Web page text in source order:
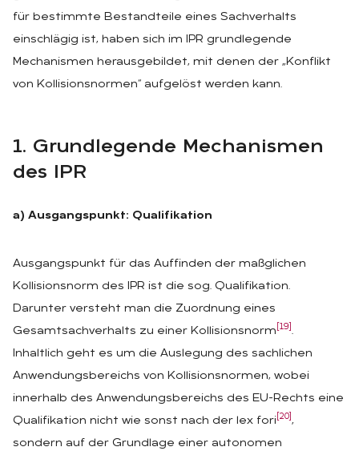
für bestimmte Bestandteile eines Sachverhalts
einschlägig ist, haben sich im IPR grundlegende
Mechanismen herausgebildet, mit denen der „Konflikt
von Kollisionsnormen“ aufgelöst werden kann.
1. Grund­le­gen­de Me­cha­nis­men
des IPR
a) Ausgangspunkt: Qualifikation
Ausgangspunkt für das Auffinden der maßglichen
Kollisionsnorm des IPR ist die sog. Qualifikation.
Darunter versteht man die Zuordnung eines
Gesamtsachverhalts zu einer Kollisionsnorm [19] .
Inhaltlich geht es um die Auslegung des sachlichen
Anwendungsbereichs von Kollisionsnormen, wobei
innerhalb des Anwendungsbereichs des EU-Rechts eine
Qualifikation nicht wie sonst nach der lex fori [20] ,
sondern auf der Grundlage einer autonomen